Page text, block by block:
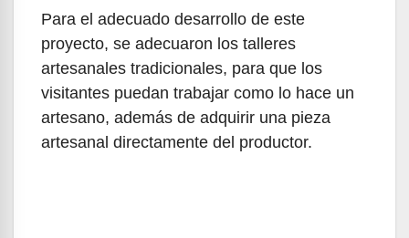
Para el adecuado desarrollo de este
proyecto, se adecuaron los talleres
artesanales tradicionales, para que los
visitantes puedan trabajar como lo hace un
artesano, además de adquirir una pieza
artesanal directamente del productor.